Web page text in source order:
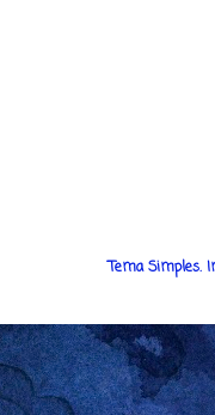
Tema Simples.